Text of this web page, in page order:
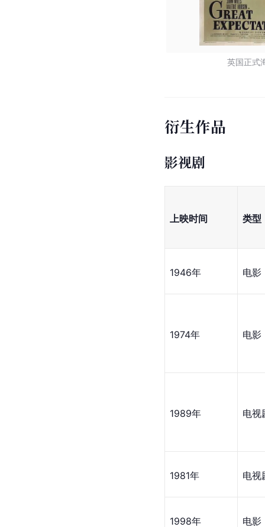
英国正式
衍生作品
影视剧
上映时间 类型
1946年 电影
1974年 电影
1989年 电视
1981年 电视
1998年 电影